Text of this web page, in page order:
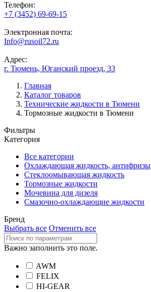
Телефон:
+7 (3452) 69-69-15
Электронная почта:
Info@rusoil72.ru
Адрес:
г. Тюмень, Юганский проезд, 33
Главная
Каталог товаров
Технические жидкости в Тюмени
Тормозные жидкости в Тюмени
Фильтры
Категория
Все категории
Охлаждающая жидкость, антифризы
Стеклоомывающая жидкость
Тормозные жидкости
Мочевина для дизеля
Смазочно-охлаждающие жидкости
Бренд
Выбрать все Отменить все
Важно заполнить это поле.
AWM
FELIX
HI-GEAR